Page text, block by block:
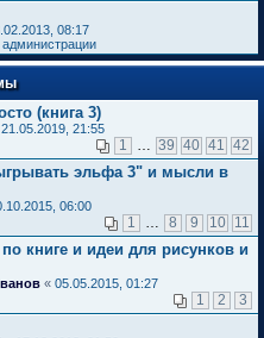
08:17
(книга 3)
21.05.2019, 21:55
1 39 40 41 42
эльфа 3" и мысли в
06:00
1 8 9 10 11
книге и идеи для рисунков и
« 05.05.2015, 01:27
1 2 3